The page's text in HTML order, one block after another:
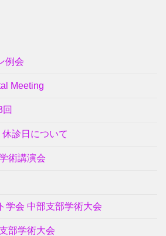
例会
Meeting
診日について
術講演会
学会 中部支部学術大会
部学術大会